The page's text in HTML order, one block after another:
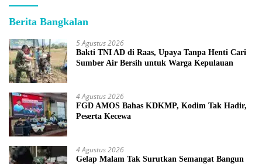
Berita Bangkalan
5 Agustus 2026
Bakti TNI AD di Raas, Upaya Tanpa Henti Cari
Sumber Air Bersih untuk Warga Kepulauan
4 Agustus 2026
FGD AMOS Bahas KDKMP, Kodim Tak Hadir,
Peserta Kecewa
4 Agustus 2026
Gelap Malam Tak Surutkan Semangat Bangun